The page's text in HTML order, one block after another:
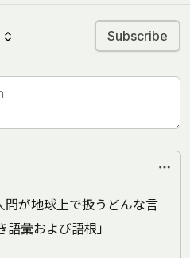
Subscribe
間が地球上で扱うどんな言
彙および語根」